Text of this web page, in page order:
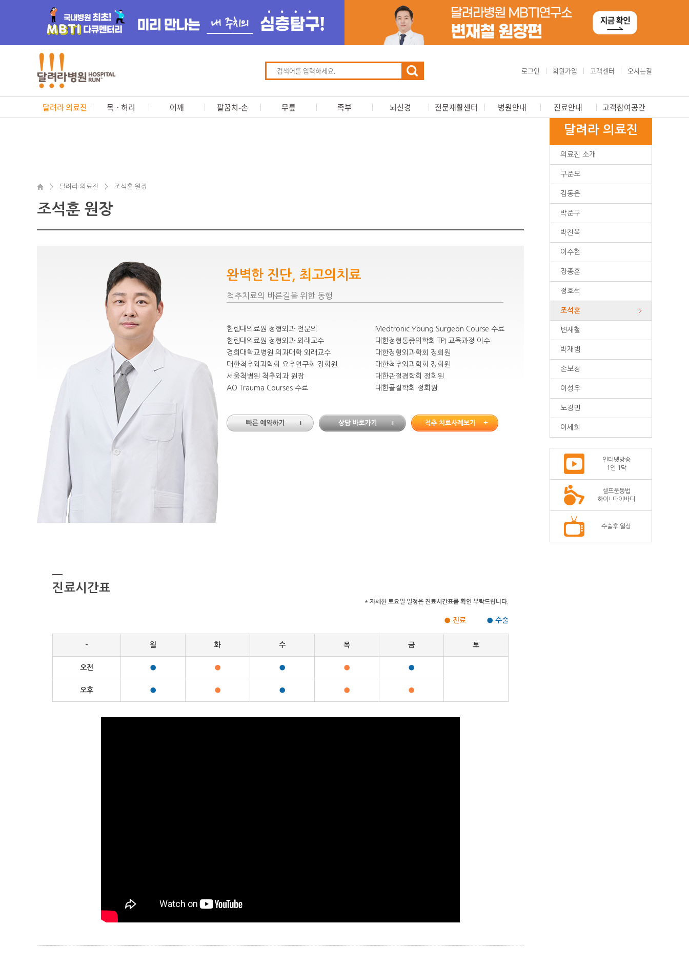
로그인 회원가입 고객센터 오시는길
달려라 의료진 목ㆍ허리 어깨 팔꿈치-손 무릎 족부 뇌신경 전문재활센터 병원안내 진료안내 고객참여공간
> 달려라 의료진 > 조석훈 원장
조석훈 원장
완벽한 진단, 최고의치료
척추치료의 바른길을 위한 동행
한림대의료원 정형외과 전문의
한림대의료원 정형외과 외래교수
경희대학교병원 의과대학 외래교수
대한척추외과학회 요추연구회 정회원
서울척병원 척추외과 원장
AO Trauma Courses 수료
Medtronic Young Surgeon Course 수료
대한정형통증의학회 TPI 교육과정 이수
대한정형외과학회 정회원
대한척추외과학회 정회원
대한관절경학회 정회원
대한골절학회 정회원
진료시간표
* 자세한 토요일 일정은 진료시간표를 확인 부탁드립니다.
● 진료 ● 수술
- 월 화 수 목 금 토
오전 ● ● ● ● ●
오후 ● ● ● ● ●
달려라 의료진
의료진 소개
구준모
김동은
박준구
박진욱
이수현
장종훈
정호석
조석훈
변재철
박재범
손보경
이성우
노경민
이세희
인터넷방송
1인 1닥
셀프운동법
하이! 마이바디
수술후 일상